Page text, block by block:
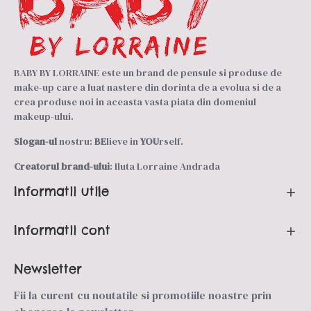
BABY BY LORRAINE este un brand de pensule si produse de
make-up care a luat nastere din dorinta de a evolua si de a
crea produse noi in aceasta vasta piata din domeniul
makeup-ului.
Slogan-ulnostru: BElieve inYOUrself.
Creatorul brand-ului: Iluta Lorraine Andrada
Informatii utile
Informatii cont
Newsletter
Fii la curent cu noutatile si promotiile noastre prin